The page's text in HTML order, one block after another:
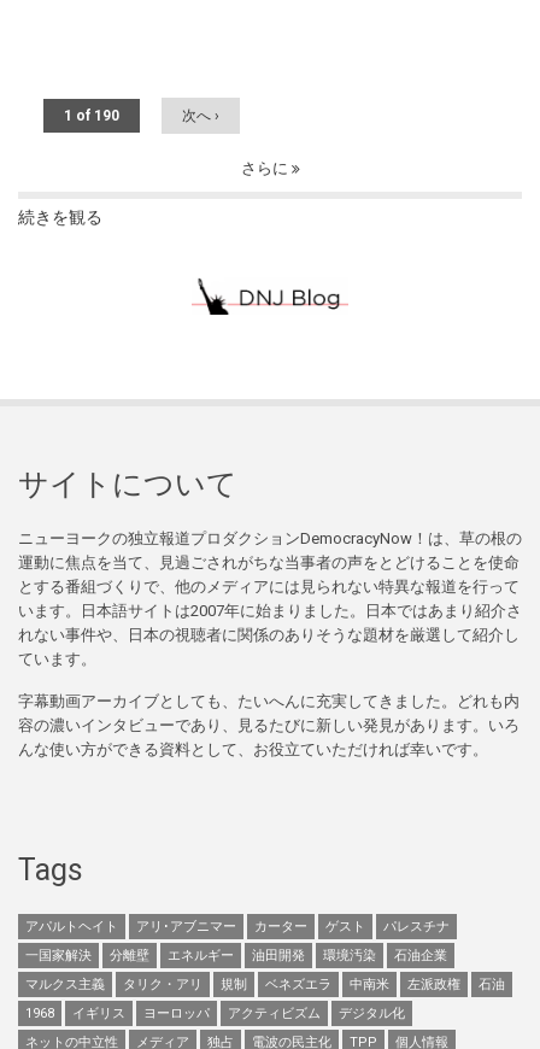
1 of 190 次へ ›
さらに
続きを観る
サイトについて
ニューヨークの独立報道プロダクションDemocracyNow！は、草の根の
運動に焦点を当て、見過ごされがちな当事者の声をとどけることを使命
とする番組づくりで、他のメディアには見られない特異な報道を行って
います。日本語サイトは2007年に始まりました。日本ではあまり紹介さ
れない事件や、日本の視聴者に関係のありそうな題材を厳選して紹介し
ています。
字幕動画アーカイブとしても、たいへんに充実してきました。どれも内
容の濃いインタビューであり、見るたびに新しい発見があります。いろ
んな使い方ができる資料として、お役立ていただければ幸いです。
Tags
アパルトヘイト アリ･アブニマー カーター ゲスト
パレスチナ
一国家解決
分離壁 エネルギー 油田開発 環境汚染
石油企業
マルクス主義
タリク・アリ 規制 ベネズエラ 中南米 左派政権
石油
1968
イギリス ヨーロッパ アクティビズム
デジタル化
ネットの中立性
メディア 独占 電波の民主化 TPP 個人情報